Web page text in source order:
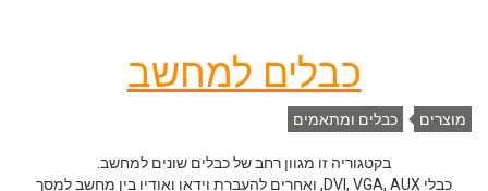
כבלים למחשב
מוצרים כבלים ומתאמים
בקטגוריה זו מגוון רחב של כבלים שונים למחשב.
כבלי DVI, VGA, AUX, ואחרים להעברת וידאו ואודיו בין מחשב למסך